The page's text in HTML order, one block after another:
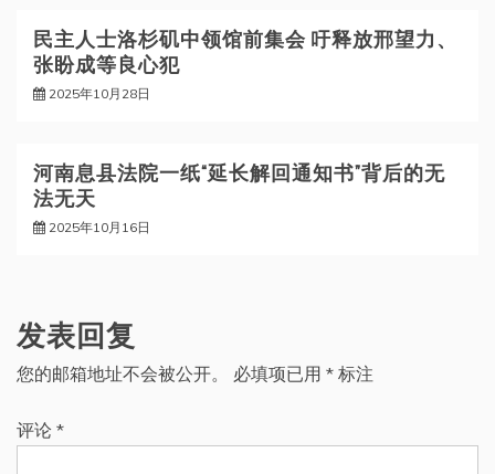
民主人士洛杉矶中领馆前集会 吁释放邢望力、
张盼成等良心犯
2025年10月28日
河南息县法院一纸“延长解回通知书”背后的无
法无天
2025年10月16日
发表回复
您的邮箱地址不会被公开。 必填项已用 * 标注
评论 *